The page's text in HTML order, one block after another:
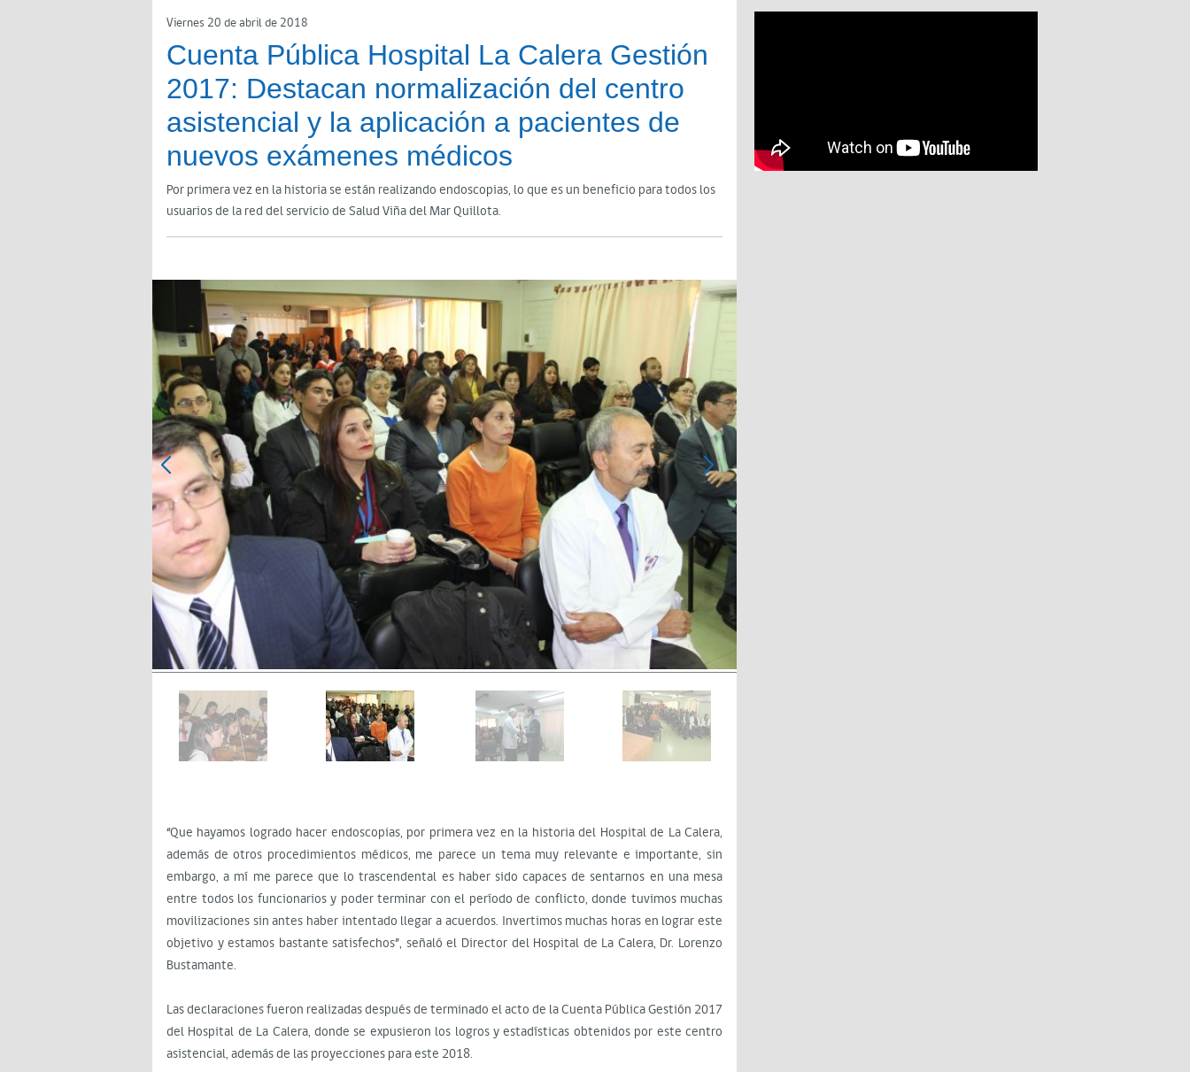
Viernes 20 de abril de 2018
Cuenta Pública Hospital La Calera Gestión
2017: Destacan normalización del centro
asistencial y la aplicación a pacientes de
nuevos exámenes médicos
Por primera vez en la historia se están realizando endoscopias, lo que es un beneficio para todos los
usuarios de la red del servicio de Salud Viña del Mar Quillota.
“Que hayamos logrado hacer endoscopias, por primera vez en la historia del Hospital de La Calera,
además de otros procedimientos médicos, me parece un tema muy relevante e importante, sin
embargo, a mí me parece que lo trascendental es haber sido capaces de sentarnos en una mesa
entre todos los funcionarios y poder terminar con el período de conflicto, donde tuvimos muchas
movilizaciones sin antes haber intentado llegar a acuerdos. Invertimos muchas horas en lograr este
objetivo y estamos bastante satisfechos”, señaló el Director del Hospital de La Calera, Dr. Lorenzo
Bustamante.
Las declaraciones fueron realizadas después de terminado el acto de la Cuenta Pública Gestión 2017
del Hospital de La Calera, donde se expusieron los logros y estadísticas obtenidos por este centro
asistencial, además de las proyecciones para este 2018.